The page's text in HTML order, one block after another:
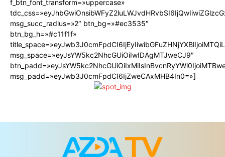
f_btn_font_transform=»uppercase»
msg_succ_radius=»2″ btn_bg=»#ec3535″
btn_bg_h=»#c11f1f»
msg_space=»eyJsYW5kc2NhcGUiOiIwIDAgMTJweCJ9″
msg_padd=»eyJwb3J0cmFpdCI6IjZweCAxMHB4In0=»]